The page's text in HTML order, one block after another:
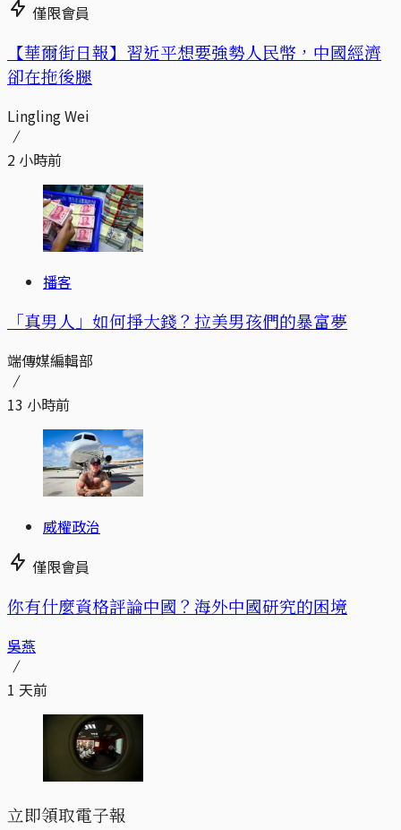
僅限會員
【華爾街日報】習近平想要強勢人民幣，中國經濟
卻在拖後腿
Lingling Wei
2 小時前
播客
「真男人」如何掙大錢？拉美男孩們的暴富夢
端傳媒編輯部
13 小時前
威權政治
僅限會員
你有什麼資格評論中國？海外中國研究的困境
吳燕
1 天前
立即領取電子報